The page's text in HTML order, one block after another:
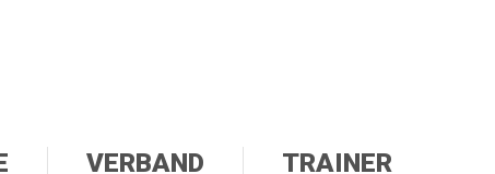
VERBAND TRAINER